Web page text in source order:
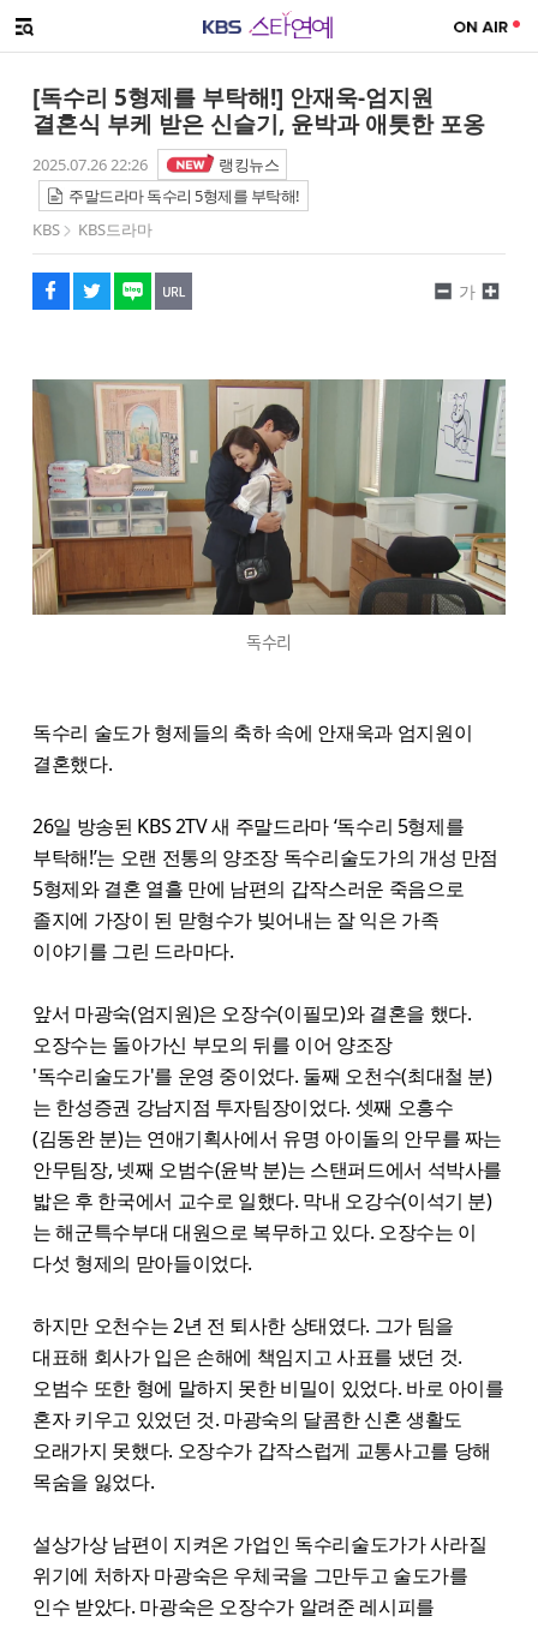
메뉴 열기
[독수리 5형제를 부탁해!] 안재욱-엄지원
결혼식 부케 받은 신슬기, 윤박과 애틋한 포옹
2025.07.26 22:26
랭킹뉴스
주말드라마 독수리 5형제를 부탁해!
KBS
KBS드라마
페이스북
트위터
네이버
URL복사
글씨 작게보기
가
글씨 크게보기
독수리
독수리 술도가 형제들의 축하 속에 안재욱과 엄지원이
결혼했다.
26일 방송된 KBS 2TV 새 주말드라마 ‘독수리 5형제를
부탁해!’는 오랜 전통의 양조장 독수리술도가의 개성 만점
5형제와 결혼 열흘 만에 남편의 갑작스러운 죽음으로
졸지에 가장이 된 맏형수가 빚어내는 잘 익은 가족
이야기를 그린 드라마다.
앞서 마광숙(엄지원)은 오장수(이필모)와 결혼을 했다.
오장수는 돌아가신 부모의 뒤를 이어 양조장
'독수리술도가'를 운영 중이었다. 둘째 오천수(최대철 분)
는 한성증권 강남지점 투자팀장이었다. 셋째 오흥수
(김동완 분)는 연애기획사에서 유명 아이돌의 안무를 짜는
안무팀장, 넷째 오범수(윤박 분)는 스탠퍼드에서 석박사를
밟은 후 한국에서 교수로 일했다. 막내 오강수(이석기 분)
는 해군특수부대 대원으로 복무하고 있다. 오장수는 이
다섯 형제의 맏아들이었다.
하지만 오천수는 2년 전 퇴사한 상태였다. 그가 팀을
대표해 회사가 입은 손해에 책임지고 사표를 냈던 것.
오범수 또한 형에 말하지 못한 비밀이 있었다. 바로 아이를
혼자 키우고 있었던 것. 마광숙의 달콤한 신혼 생활도
오래가지 못했다. 오장수가 갑작스럽게 교통사고를 당해
목숨을 잃었다.
설상가상 남편이 지켜온 가업인 독수리술도가가 사라질
위기에 처하자 마광숙은 우체국을 그만두고 술도가를
인수 받았다. 마광숙은 오장수가 알려준 레시피를